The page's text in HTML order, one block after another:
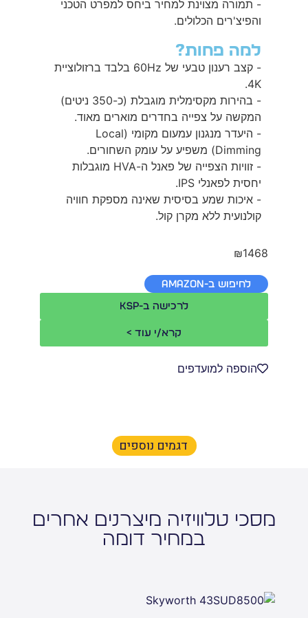
- תמורה מצוינת למחיר ביחס למפרט הטכני
והפיצ'רים הכלולים.
למה פחות?
- קצב רענון טבעי של 60Hz בלבד ברזולוציית
- בהירות מקסימלית מוגבלת (כ-350 ניטים)
המקשה על צפייה בחדרים מוארים מאוד.
- היעדר מנגנון עמעום מקומי (Local
Dimming) משפיע על עומק השחורים.
- זוויות הצפייה של פאנל ה-HVA מוגבלות
יחסית לפאנלי IPS.
- איכות שמע בסיסית שאינה מספקת חוויה
קולנועית ללא מקרן קול.
₪1468
לחיפוש ב-Amazon
לרכישה ב-KSP
קרא/י עוד >
הוספה למועדפים
דגמים נוספים
מסכי טלוויזיה מיצרנים אחרים
במחיר דומה